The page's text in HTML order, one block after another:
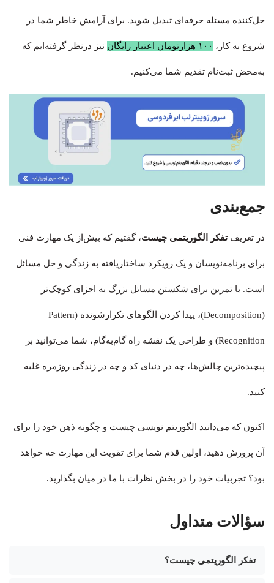
حل‌کننده مسئله حرفه‌ای تبدیل شوید. برای آرامش خا‌طر شما در
شروع به کار، ۱۰۰ هزارتومان اعتبار رایگان نیز درنظر گرفته‌ایم که
به‌محض ثبت‌نام تقدیم شما می‌کنیم.
جمع‌بندی
در تعریفتفکر الگوریتمی چیست، گفتیم که بیش‌از یک مهارت فنی
برای برنامه‌نویسان و یک رویکرد ساختاریافته به زندگی و حل مسائل
است. با تمرین برای شکستن مسائل بزرگ به اجزای کوچک‌تر
(Decomposition)، پیدا کردن الگوهای تکرارشونده (Pattern
Recognition) و طراحی یک نقشه راه گام‌به‌گام، شما می‌توانید بر
پیچیده‌ترین چالش‌ها، چه در دنیای کد و چه در زندگی روزمره غلبه
کنید.
اکنون که می‌دانید الگوریتم نویسی چیست و چگونه ذهن خود را برای
آن پرورش دهید، اولین قدم شما برای تقویت این مهارت چه خواهد
بود؟ تجربیات خود را در بخش نظرات با ما در میان بگذارید.
سؤالات متداول
تفکر الگوریتمی چیست؟